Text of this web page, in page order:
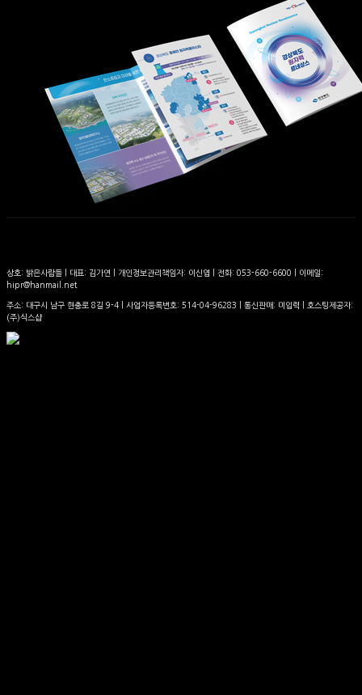
상호: 밝은사람들 | 대표: 김가연 | 개인정보관리책임자: 이신엽 | 전화: 053-660-6600 | 이메일:
hipr@hanmail.net
주소: 대구시 남구 현충로 8길 9-4 | 사업자등록번호: 514-04-96283 | 통신판매: 미입력 | 호스팅제공자:
(주)식스샵